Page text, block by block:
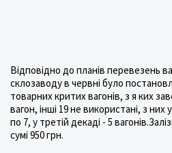
Відповідно до планів перевезень
склозаводу в червні було
товарних критих вагонів, з я ких
вагон, інші 19 не використані, з них
по 7, у третій декаді - 5
сумі 950 грн.